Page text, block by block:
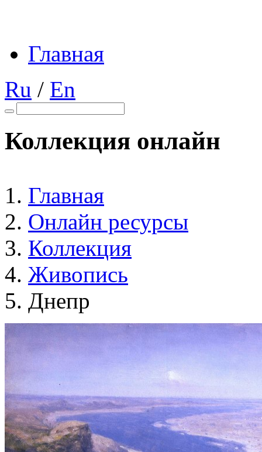
Главная
Ru / En
Коллекция онлайн
Главная
Онлайн ресурсы
Коллекция
Живопись
Днепр